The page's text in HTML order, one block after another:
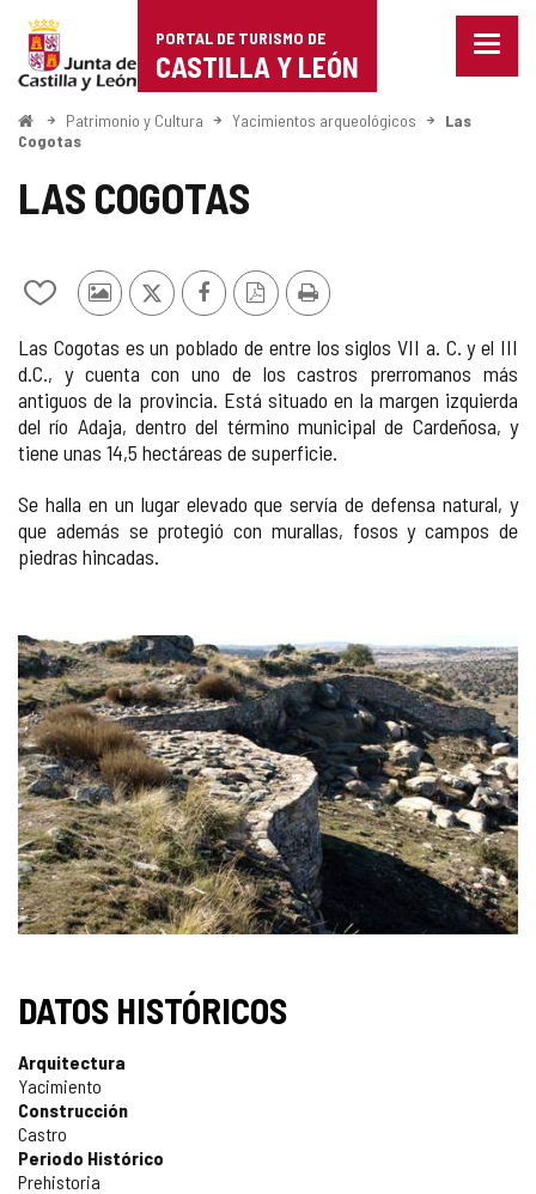
Portal
de
Turismo
de
Castilla
León
PORTAL DE TURISMO DE
CASTILLA Y LEÓN
Menu
InicioPatrimonio y Cultura Yacimientos arqueológicos
Las
Cogotas
LAS COGOTAS
Añadir/quitar
mis
cuadernos
Fotos
otros
turistas
X FacebookVersiónImprimir
Las Cogotas es un poblado de entre los siglos VII a. C. y el III
d.C., y cuenta con uno de los castros prerromanos más
antiguos de la provincia. Está situado en la margen izquierda
del río Adaja, dentro del término municipal de Cardeñosa, y
tiene unas 14,5 hectáreas de superficie.
Se halla en un lugar elevado que servía de defensa natural, y
que además se protegió con murallas, fosos y campos de
piedras hincadas.
GALERÍA
DE
IMÁGENES
DATOS HISTÓRICOS
Arquitectura
Yacimiento
Construcción
Castro
Periodo Histórico
Prehistoria